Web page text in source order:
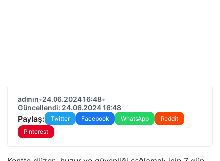
admin•24.06.2024 16:48•
Güncellendi: 24.06.2024 16:48
Paylaş: Twitter Facebook WhatsApp
Reddit
Pinterest